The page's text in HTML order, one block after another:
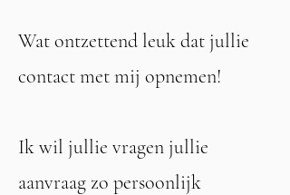
Wat ontzettend leuk dat jullie
contact met mij opnemen!
Ik wil jullie vragen jullie
aanvraag zo persoonlijk